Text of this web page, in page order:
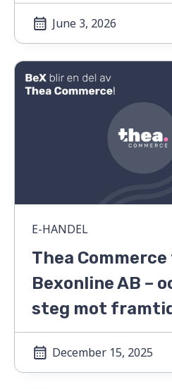
June 3, 2026
E-HANDEL
Thea
Bexonline AB –
steg mot
December 15, 2025